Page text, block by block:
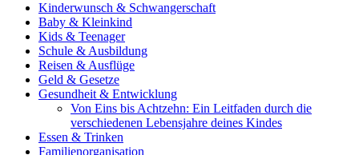
Kinderwunsch & Schwangerschaft
Baby & Kleinkind
Kids & Teenager
Schule & Ausbildung
Reisen & Ausflüge
Geld & Gesetze
Gesundheit & Entwicklung
Von Eins bis Achtzehn: Ein Leitfaden durch die
verschiedenen Lebensjahre deines Kindes
Essen & Trinken
Familienorganisation